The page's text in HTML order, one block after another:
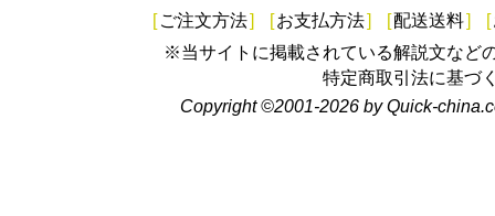
[ ご注文方法] [お支払方法] [配送送料] [
※当サイトに掲載されている解説文など
特定商取引法に基づ
Copyright ©2001-2026 by Quick-